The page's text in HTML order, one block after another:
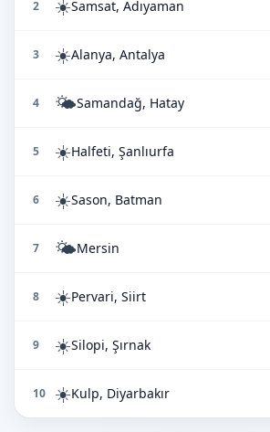
2 ☀️Samsat, Adıyaman
3 ☀️Alanya, Antalya
4 🌤️Samandağ, Hatay
5 ☀️Halfeti, Şanlıurfa
6 ☀️Sason, Batman
7 🌤️Mersin
8 ☀️Pervari, Siirt
9 ☀️Silopi, Şırnak
10 ☀️Kulp, Diyarbakır